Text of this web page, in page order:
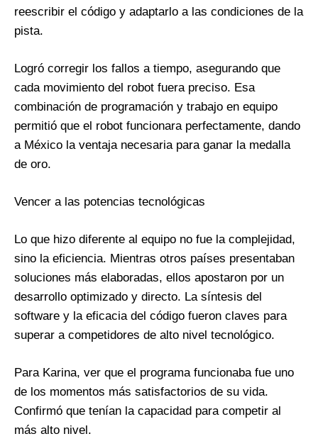
reescribir el código y adaptarlo a las condiciones de la
pista.
Logró corregir los fallos a tiempo, asegurando que
cada movimiento del robot fuera preciso. Esa
combinación de programación y trabajo en equipo
permitió que el robot funcionara perfectamente, dando
a México la ventaja necesaria para ganar la medalla
de oro.
Vencer a las potencias tecnológicas
Lo que hizo diferente al equipo no fue la complejidad,
sino la eficiencia. Mientras otros países presentaban
soluciones más elaboradas, ellos apostaron por un
desarrollo optimizado y directo. La síntesis del
software y la eficacia del código fueron claves para
superar a competidores de alto nivel tecnológico.
Para Karina, ver que el programa funcionaba fue uno
de los momentos más satisfactorios de su vida.
Confirmó que tenían la capacidad para competir al
más alto nivel.